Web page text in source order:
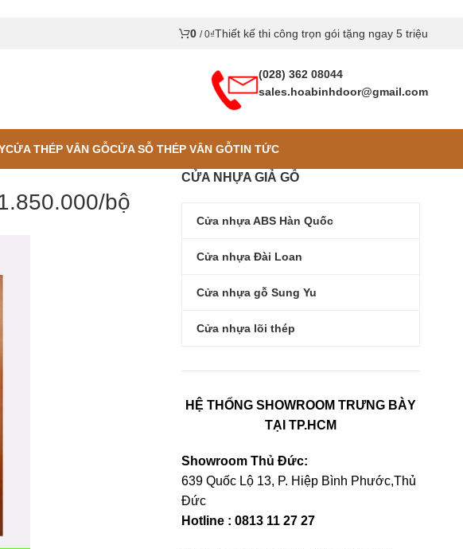
0 / 0₫Thiết kế thi công trọn gói tặng ngay 5 triệu
(028) 362 08044
sales.hoabinhdoor@gmail.com
CỬA THÉP VÂN GỖCỬA SỖ THÉP VÂN GỖTIN TỨC
bộ
CỬA NHỰA GIẢ GỖ
Cửa nhựa ABS Hàn Quốc
Cửa nhựa Đài Loan
Cửa nhựa gỗ Sung Yu
Cửa nhựa lõi thép
HỆ THỐNG SHOWROOM TRƯNG BÀY
TẠI TP.HCM
Showroom Thủ Đức:
639 Quốc Lộ 13, P. Hiệp Bình Phước,Thủ
Đức
Hotline : 0813 11 27 27